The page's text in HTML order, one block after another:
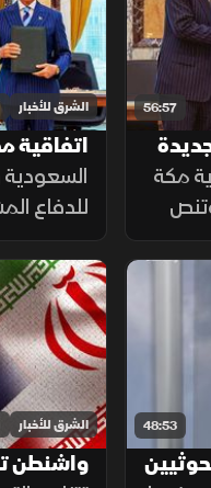
56:57
مكة
يعد
الشرق للأخبار
اتفاقية
معادلات
السعودية
للدفاع
والأمني،
الثلاث
48:53 الشرق للأخبار
واشنطن